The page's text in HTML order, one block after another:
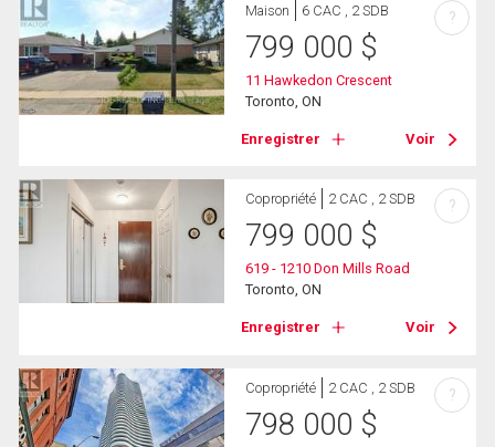
Maison 6 CAC , 2 SDB
799 000 $
11 Hawkedon Crescent
Toronto, ON
Enregistrer Voir
?
Copropriété 2 CAC , 2 SDB
799 000 $
619 - 1210 Don Mills Road
Toronto, ON
Enregistrer Voir
?
Copropriété 2 CAC , 2 SDB
798 000 $
?